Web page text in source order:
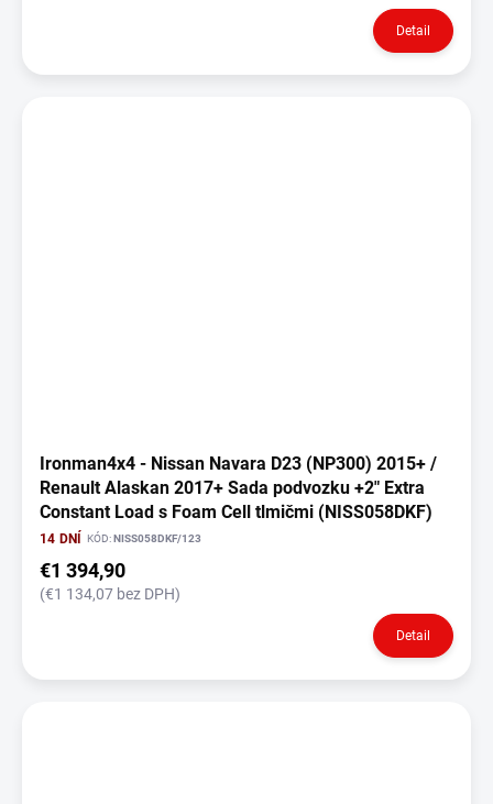
Detail
Ironman4x4 - Nissan Navara D23 (NP300) 2015+ /
Renault Alaskan 2017+ Sada podvozku +2" Extra
Constant Load s Foam Cell tlmičmi (NISS058DKF)
14 DNÍ KÓD:NISS058DKF/123
€1 394,90
(€1 134,07 bez DPH)
Detail